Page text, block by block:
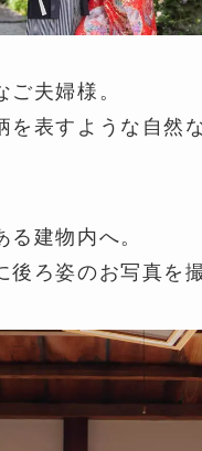
ご夫婦様。
を表すような自然
る建物内へ。
後ろ姿のお写真を撮